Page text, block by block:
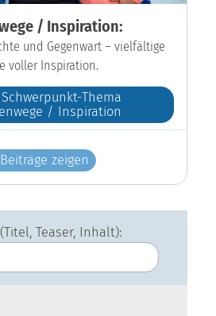
/ Inspiration:
und Gegenwart – vielfältige
voller Inspiration.
Thema
/ Inspiration
Beiträge zeigen
Teaser, Inhalt):